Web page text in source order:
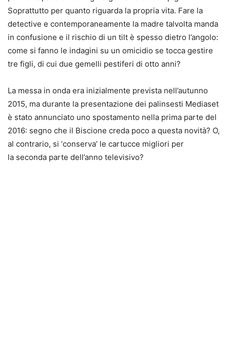
Soprattutto per quanto riguarda la propria vita. Fare la
detective e contemporaneamente la madre talvolta manda
in confusione e il rischio di un tilt è spesso dietro l’angolo:
come si fanno le indagini su un omicidio se tocca gestire
tre figli, di cui due gemelli pestiferi di otto anni?
La messa in onda era inizialmente prevista nell’autunno
2015, ma durante la presentazione dei palinsesti Mediaset
è stato annunciato uno spostamento nella prima parte del
2016: segno che il Biscione creda poco a questa novità? O,
al contrario, si ‘conserva’ le cartucce migliori per
la seconda parte dell’anno televisivo?